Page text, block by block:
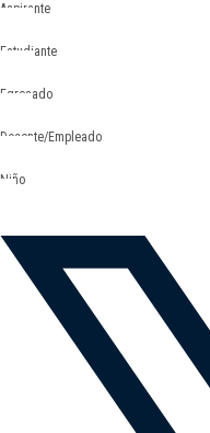
Aspirante
Estudiante
Egresado
Docente/Empleado
Niño